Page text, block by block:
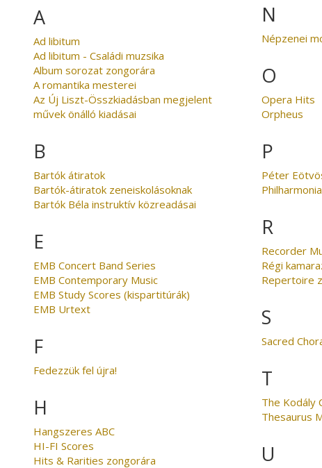
A
Ad libitum
Ad libitum - Családi muzsika
Album sorozat zongorára
A romantika mesterei
Az Új Liszt-Összkiadásban megjelent
művek önálló kiadásai
B
Bartók átiratok
Bartók-átiratok zeneiskolásoknak
Bartók Béla instruktív közreadásai
E
EMB Concert Band Series
EMB Contemporary Music
EMB Study Scores (kispartitúrák)
EMB Urtext
F
Fedezzük fel újra!
H
Hangszeres ABC
HI-FI Scores
Hits & Rarities zongorára
N
Népzenei
O
Opera Hits
Orpheus
P
Péter
R
Recorder
Régi
Repertoire
S
Sacred
T
The Kodály
Thesaurus
U